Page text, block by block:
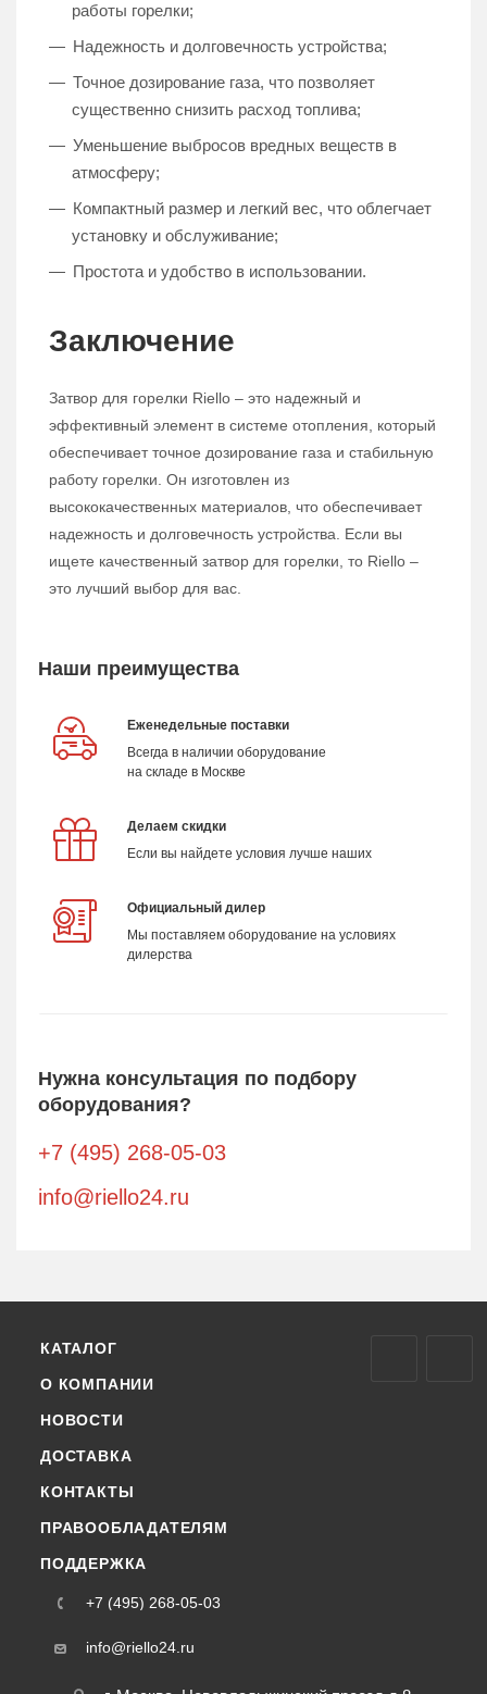
работы горелки;
Надежность и долговечность устройства;
Точное дозирование газа, что позволяет
существенно снизить расход топлива;
Уменьшение выбросов вредных веществ в
атмосферу;
Компактный размер и легкий вес, что облегчает
установку и обслуживание;
Простота и удобство в использовании.
Заключение
Затвор для горелки Riello – это надежный и
эффективный элемент в системе отопления, который
обеспечивает точное дозирование газа и стабильную
работу горелки. Он изготовлен из
высококачественных материалов, что обеспечивает
надежность и долговечность устройства. Если вы
ищете качественный затвор для горелки, то Riello –
это лучший выбор для вас.
Наши преимущества
Еженедельные поставки
Всегда в наличии оборудование
на складе в Москве
Делаем скидки
Если вы найдете условия лучше наших
Официальный дилер
Мы поставляем оборудование на условиях
дилерства
Нужна консультация по подбору
оборудования?
+7 (495) 268-05-03
info@riello24.ru
КАТАЛОГ
О КОМПАНИИ
НОВОСТИ
ДОСТАВКА
КОНТАКТЫ
ПРАВООБЛАДАТЕЛЯМ
ПОДДЕРЖКА
+7 (495) 268-05-03
info@riello24.ru